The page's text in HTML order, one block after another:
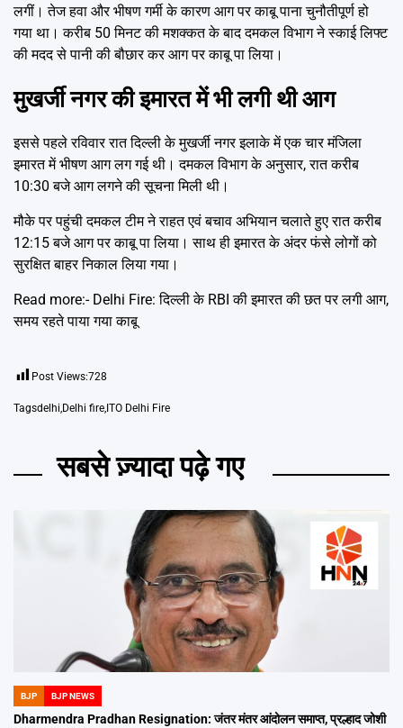
लगीं। तेज हवा और भीषण गर्मी के कारण आग पर काबू पाना चुनौतीपूर्ण हो
गया था। करीब 50 मिनट की मशक्कत के बाद दमकल विभाग ने स्काई लिफ्ट
की मदद से पानी की बौछार कर आग पर काबू पा लिया।
मुखर्जी नगर की इमारत में भी लगी थी आग
इससे पहले रविवार रात दिल्ली के मुखर्जी नगर इलाके में एक चार मंजिला
इमारत में भीषण आग लग गई थी। दमकल विभाग के अनुसार, रात करीब
10:30 बजे आग लगने की सूचना मिली थी।
मौके पर पहुंची दमकल टीम ने राहत एवं बचाव अभियान चलाते हुए रात करीब
12:15 बजे आग पर काबू पा लिया। साथ ही इमारत के अंदर फंसे लोगों को
सुरक्षित बाहर निकाल लिया गया।
Read more:- Delhi Fire: दिल्ली के RBI की इमारत की छत पर लगी आग,
समय रहते पाया गया काबू
Post Views:728
Tagsdelhi,Delhi fire, ITO Delhi Fire
सबसे ज़्यादा पढ़े गए
POSTED
IN
BJP BJP NEWS
Dharmendra Pradhan Resignation: जंतर मंतर आंदोलन समाप्त, प्रल्हाद जोशी